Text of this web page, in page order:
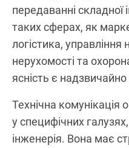
передаванні складної
таких сферах, як
логістика,
нерухомості та
ясність є
Технічна комунікація
у специфічних
інженерія. Вона має